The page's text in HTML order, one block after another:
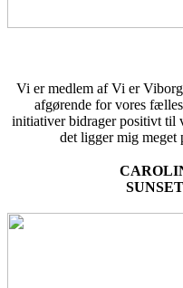
Vi er medlem af Vi er
afgørende for vores
initiativer bidrager positivt til
det ligger mig meget